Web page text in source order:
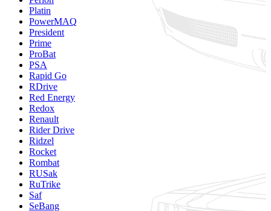
Platin
PowerMAQ
President
Prime
ProBat
PSA
Rapid Go
RDrive
Red Energy
Redox
Renault
Rider Drive
Ridzel
Rocket
Rombat
RUSak
RuTrike
Saf
SeBang